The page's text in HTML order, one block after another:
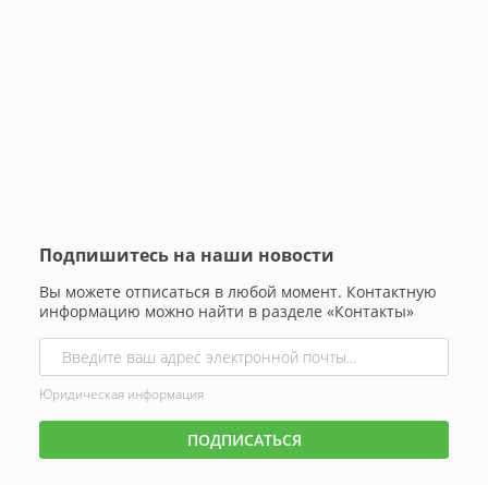
Подпишитесь на наши новости
Вы можете отписаться в любой момент. Контактную
информацию можно найти в разделе «Контакты»
Юридическая информация